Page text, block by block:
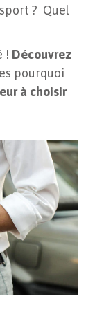
? Quel
! Découvrez
pourquoi
à choisir